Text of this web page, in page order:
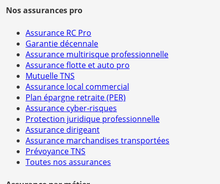
Nos assurances pro
Assurance RC Pro
Garantie décennale
Assurance multirisque professionnelle
Assurance flotte et auto pro
Mutuelle TNS
Assurance local commercial
Plan épargne retraite (PER)
Assurance cyber-risques
Protection juridique professionnelle
Assurance dirigeant
Assurance marchandises transportées
Prévoyance TNS
Toutes nos assurances